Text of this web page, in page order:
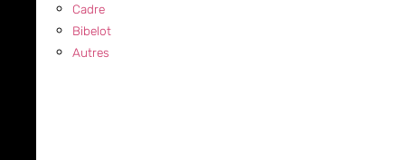
Cadre
Bibelot
Autres